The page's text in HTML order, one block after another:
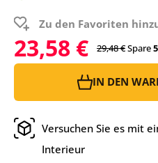
Zu den Favoriten
23,58 € 29,48 €Spare
IN DEN
Versuchen Sie es mit
Interieur